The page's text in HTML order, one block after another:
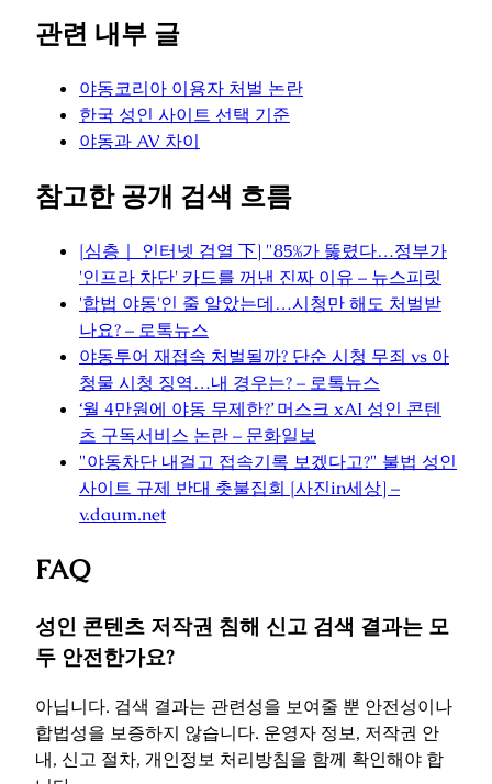
관련 내부 글
야동코리아 이용자 처벌 논란
한국 성인 사이트 선택 기준
야동과 AV 차이
참고한 공개 검색 흐름
[심층｜ 인터넷 검열 下] "85%가 뚫렸다…정부가
'인프라 차단' 카드를 꺼낸 진짜 이유 – 뉴스피릿
'합법 야동'인 줄 알았는데…시청만 해도 처벌받
나요? – 로톡뉴스
야동투어 재접속 처벌될까? 단순 시청 무죄 vs 아
청물 시청 징역…내 경우는? – 로톡뉴스
‘월 4만원에 야동 무제한?’ 머스크 xAI 성인 콘텐
츠 구독서비스 논란 – 문화일보
"야동차단 내걸고 접속기록 보겠다고?" 불법 성인
사이트 규제 반대 촛불집회 [사진in세상] –
v.daum.net
FAQ
성인 콘텐츠 저작권 침해 신고 검색 결과는 모
두 안전한가요?
아닙니다. 검색 결과는 관련성을 보여줄 뿐 안전성이나
합법성을 보증하지 않습니다. 운영자 정보, 저작권 안
내, 신고 절차, 개인정보 처리방침을 함께 확인해야 합